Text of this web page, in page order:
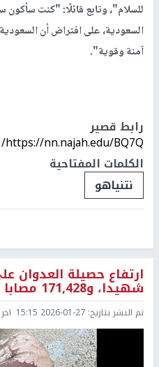
للسلام"، وتابع قائلًا: "كنت سأكون
السعودية، على افتراض أن
آمنة وقوية".
رابط قصير
https://nn.najah.edu/BQ7Q/
الكلمات المفتاحية
نتنياهو
شهيدا، و171,428 مصابا
تم النشر بتاريخ: 2026-01-27 15:15